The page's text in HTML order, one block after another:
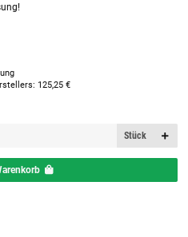
: 125,25 €
Stück